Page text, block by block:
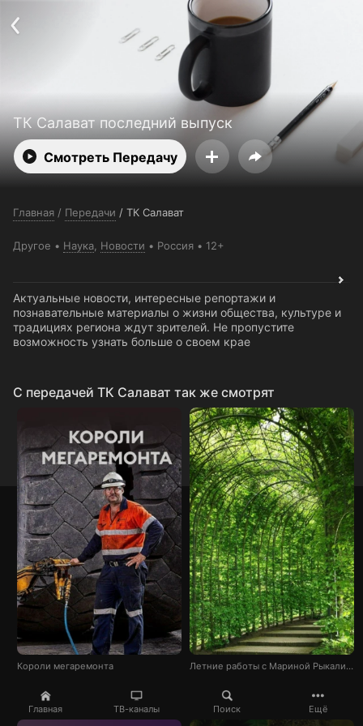
Главная ТВ-каналы Поиск Ещё
ТК Салават последний выпуск
Смотреть Передачу
Главная / Передачи / ТК Салават
Другое Наука Новости Россия 12+
Актуальные новости, интересные репортажи и
познавательные материалы о жизни общества, культуре и
традициях региона ждут зрителей. Не пропустите
возможность узнать больше о своем крае
C передачей ТК Салават так же смотрят
Короли мегаремонта Летние работы с Мариной Рыкалиной
Пользовательское соглашение
Политика конфиденциальности
Ввести промокод
Бесплатные каналы Контакты